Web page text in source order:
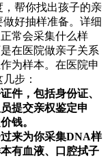
帮你找出孩子的亲
好抽样准备。详细
常会采集什么样
在医院做亲子关系
为样本。在医院申
步：
件，包括身份证、
提交亲权鉴定申
钱。
来为你采集DNA样
有血液、口腔拭子